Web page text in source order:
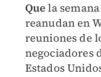
Quela
reanudan en
reuniones de
negociadores
Estados